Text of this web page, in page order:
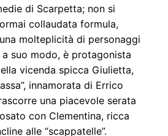
di Scarpetta; non si
collaudata formula,
molteplicità di personaggi
suo modo, è protagonista
vicenda spicca Giulietta,
innamorata di Errico
una piacevole serata
con Clementina, ricca
alle “scappatelle”.